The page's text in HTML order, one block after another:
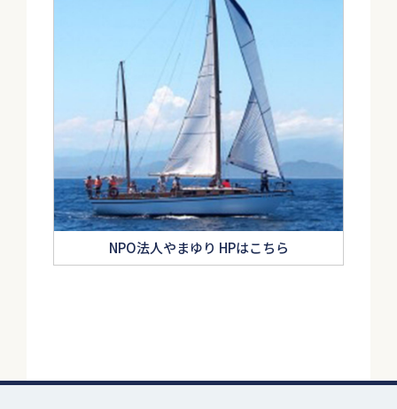
NPO法人やまゆり HPはこちら